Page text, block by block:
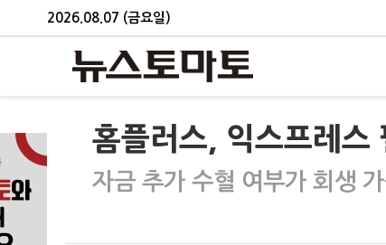
2026.08.07 (금요일)
홈플러스, 익스프레
자금 추가 수혈 여부가 회생